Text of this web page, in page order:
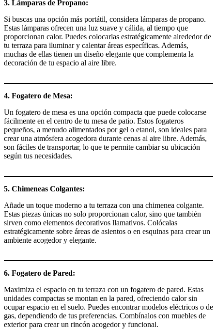
3. Lámparas de Propano:
Si buscas una opción más portátil, considera lámparas de propano.
Estas lámparas ofrecen una luz suave y cálida, al tiempo que
proporcionan calor. Puedes colocarlas estratégicamente alrededor de
tu terraza para iluminar y calentar áreas específicas. Además,
muchas de ellas tienen un diseño elegante que complementa la
decoración de tu espacio al aire libre.
4. Fogatero de Mesa:
Un fogatero de mesa es una opción compacta que puede colocarse
fácilmente en el centro de tu mesa de patio. Estos fogateros
pequeños, a menudo alimentados por gel o etanol, son ideales para
crear una atmósfera acogedora durante cenas al aire libre. Además,
son fáciles de transportar, lo que te permite cambiar su ubicación
según tus necesidades.
5. Chimeneas Colgantes:
Añade un toque moderno a tu terraza con una chimenea colgante.
Estas piezas únicas no solo proporcionan calor, sino que también
sirven como elementos decorativos llamativos. Colócalas
estratégicamente sobre áreas de asientos o en esquinas para crear un
ambiente acogedor y elegante.
6. Fogatero de Pared:
Maximiza el espacio en tu terraza con un fogatero de pared. Estas
unidades compactas se montan en la pared, ofreciendo calor sin
ocupar espacio en el suelo. Puedes encontrar modelos eléctricos o de
gas, dependiendo de tus preferencias. Combínalos con muebles de
exterior para crear un rincón acogedor y funcional.